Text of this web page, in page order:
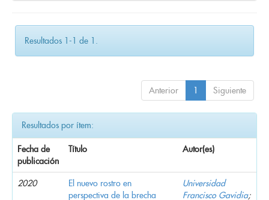
Resultados 1-1 de 1.
Anterior 1 Siguiente
Resultados por ítem:
Fecha de
publicación
Título Autor(es)
2020
El nuevo rostro en
perspectiva de la brecha
Universidad
Francisco Gavidia;